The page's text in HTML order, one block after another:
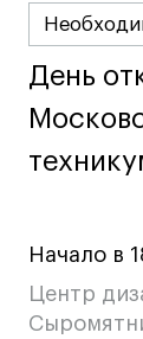
День
День
Начало в
Центр